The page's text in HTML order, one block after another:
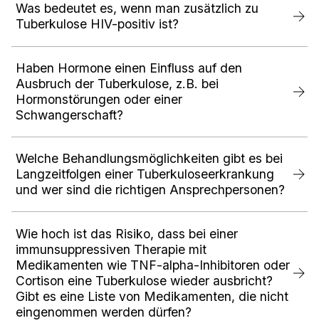
Was bedeutet es, wenn man zusätzlich zu
Tuberkulose HIV-positiv ist?
Haben Hormone einen Einfluss auf den
Ausbruch der Tuberkulose, z.B. bei
Hormonstörungen oder einer
Schwangerschaft?‍
Welche Behandlungsmöglichkeiten gibt es bei
Langzeitfolgen einer Tuberkuloseerkrankung
und wer sind die richtigen Ansprechpersonen?
Wie hoch ist das Risiko, dass bei einer
immunsuppressiven Therapie mit
Medikamenten wie TNF-alpha-Inhibitoren oder
Cortison eine Tuberkulose wieder ausbricht?
Gibt es eine Liste von Medikamenten, die nicht
eingenommen werden dürfen?